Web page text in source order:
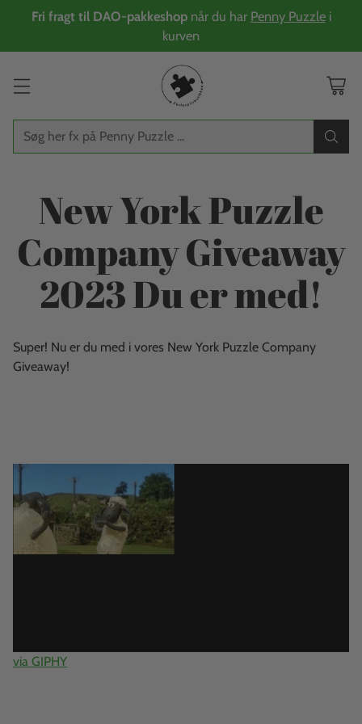
Fri fragt til DAO-pakkeshopnår du har Penny Puzzlei
kurven
Søg her fx på Penny Puzzle ...
New York Puzzle
Company Giveaway
2023 Du er med!
Super! Nu er du med i vores New York Puzzle Company
Giveaway!
via GIPHY